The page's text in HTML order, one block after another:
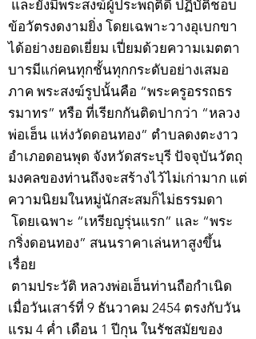
และยังมีพระสงฆ์ผู้ประพฤติดี ปฏิบัติชอบ
ข้อวัตรงดงามยิ่ง โดยเฉพาะวางอุเบกขา
ได้อย่างยอดเยี่ยม เปี่ยมด้วยความเมตตา
บารมีแก่คนทุกชั้นทุกกระดับอย่างเสมอ
ภาค พระสงฆ์รูปนั้นคือ “พระครูอรรถธร
รมาทร” หรือ ที่เรียกกันติดปากว่า “หลวง
พ่อเฮ็น แห่งวัดดอนทอง” ตำบลดงตะงาว
อำเภอดอนพุด จังหวัดสระบุรี ปัจจุบันวัตถุ
มงคลของท่านถึงจะสร้างไว้ไม่เก่ามาก แต่
ความนิยมในหมู่นักสะสมก็ไม่ธรรมดา
โดยเฉพาะ “เหรียญรุ่นแรก” และ “พระ
กริ่งดอนทอง” สนนราคาเล่นหาสูงขึ้น
เรื่อย
ตามประวัติ หลวงพ่อเฮ็นท่านถือกำเนิด
เมื่อวันเสาร์ที่ 9 ธันวาคม 2454 ตรงกับวัน
แรม 4 ค่ำ เดือน 1 ปีกุน ในรัชสมัยของ